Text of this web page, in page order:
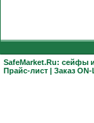
SafeMarket.Ru: сейфы и
Прайс-лист | Заказ ON-